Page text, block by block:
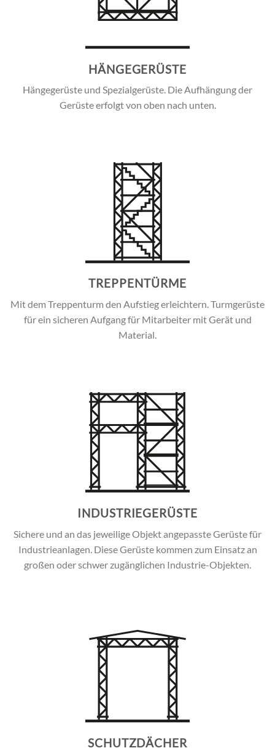
HÄNGEGERÜSTE
Hängegerüste und Spezialgerüste. Die Aufhängung der
Gerüste erfolgt von oben nach unten.
TREPPENTÜRME
Mit dem Treppenturm den Aufstieg erleichtern. Turmgerüste
für ein sicheren Aufgang für Mitarbeiter mit Gerät und
Material.
INDUSTRIEGERÜSTE
Sichere und an das jeweilige Objekt angepasste Gerüste für
Industrieanlagen. Diese Gerüste kommen zum Einsatz an
großen oder schwer zugänglichen Industrie-Objekten.
SCHUTZDÄCHER